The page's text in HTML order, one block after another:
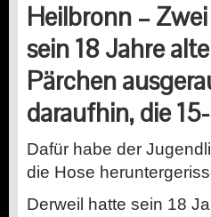
Heilbronn –
sein 18 Jahre
Pärchen
daraufhin, die
Dafür habe der
die Hose
Derweil hatte sein 18